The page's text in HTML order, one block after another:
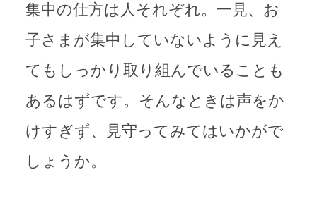
集中の仕方は人それぞれ。一見、お
子さまが集中していないように見え
てもしっかり取り組んでいることも
あるはずです。そんなときは声をか
けすぎず、見守ってみてはいかがで
しょうか。